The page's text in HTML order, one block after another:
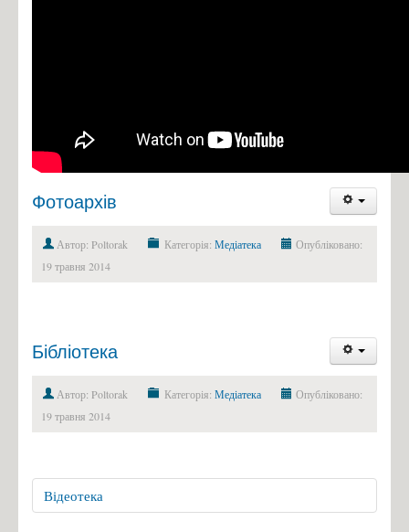
Фотоархів
Автор: Poltorak Категорія: Медіатека
Опубліковано:
19 травня 2014
Бібліотека
Автор: Poltorak Категорія: Медіатека
Опубліковано:
19 травня 2014
Відеотека